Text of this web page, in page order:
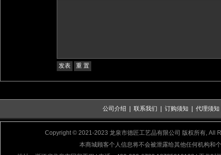
公司介绍 联系我们 订购须知 代理须知
Copyright © 2021-2023 龙泉市德匠工艺品有限公司 版权所有, All
本商城顾客个人信息将不会被泄露给其他任何机构和